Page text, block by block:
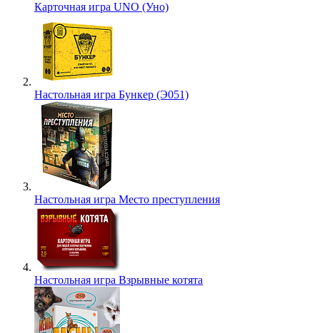
Карточная игра UNO (Уно)
Настольная игра Бункер (Э051)
Настольная игра Место преступления
Настольная игра Взрывные котята